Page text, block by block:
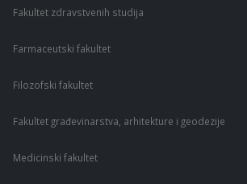
Fakultet zdravstvenih studija
Farmaceutski fakultet
Filozofski fakultet
Fakultet građevinarstva, arhitekture i geodezije
Medicinski fakultet